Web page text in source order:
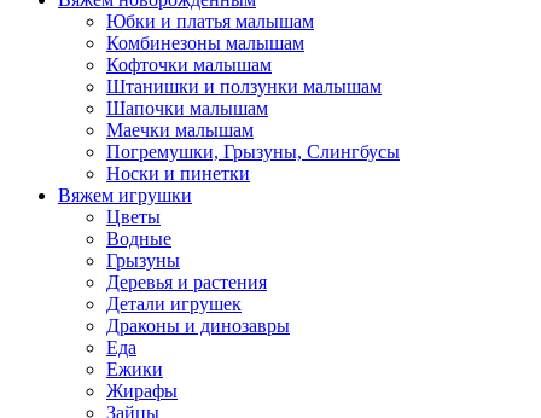
Юбки и платья малышам
Комбинезоны малышам
Кофточки малышам
Штанишки и ползунки малышам
Шапочки малышам
Маечки малышам
Погремушки, Грызуны, Слингбусы
Носки и пинетки
Вяжем игрушки
Цветы
Водные
Грызуны
Деревья и растения
Детали игрушек
Драконы и динозавры
Еда
Ежики
Жирафы
Зайцы